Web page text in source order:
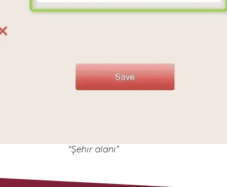
“Şehir alanı”